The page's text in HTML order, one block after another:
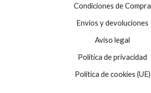
Condiciones de Compra
Envíos y devoluciones
Aviso legal
Política de privacidad
Política de cookies (UE)